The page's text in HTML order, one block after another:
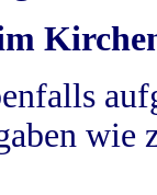
wie